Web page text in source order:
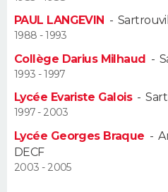
Alimentation
Guide de la santé
Maladies
Médicaments
Sommeil
VOYAGE
Destinations
City break
Voyage nature
Voyage de noces
Forum
Climat
+
PHOTO
GUIDES D'ACHAT
BONS PLANS
CARTE DE VOEUX
PAUL LANGEVIN -
1988 - 1993
Collège Darius Milhaud -
1993 - 1997
Lycée Evariste Galois-
1997 - 2003
Lycée Georges Braque -
DECF
2003 - 2005